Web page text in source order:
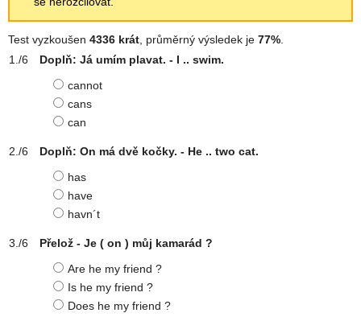
Test vyzkoušen 4336 krát, průměrný výsledek je 77%.
Doplň: Já umím plavat. - I .. swim.
cannot
cans
can
Doplň: On má dvě kočky. - He .. two cat.
has
have
havn´t
Přelož - Je ( on ) můj kamarád ?
Are he my friend ?
Is he my friend ?
Does he my friend ?